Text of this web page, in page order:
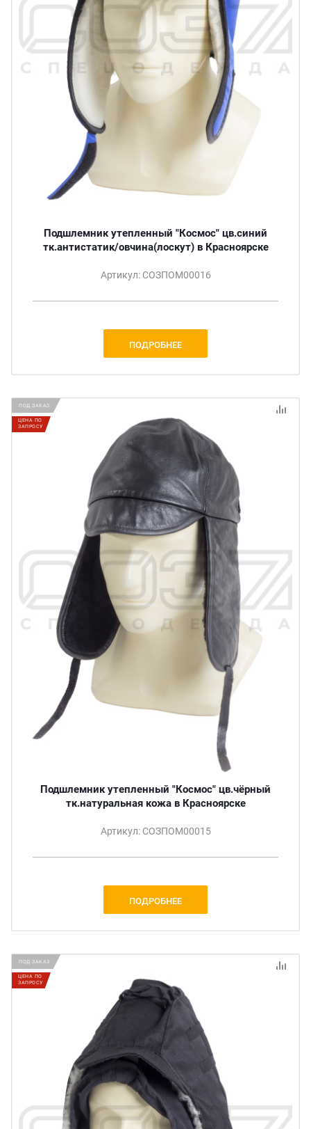
Подшлемник утепленный "Космос" цв.синий
тк.антистатик/овчина(лоскут) в Красноярске
Артикул: СОЗПОМ00016
ПОДРОБНЕЕ
ПОД ЗАКАЗ
ЦЕНА ПО
ЗАПРОСУ
Подшлемник утепленный "Космос" цв.чёрный
тк.натуральная кожа в Красноярске
Артикул: СОЗПОМ00015
ПОДРОБНЕЕ
ПОД ЗАКАЗ
ЦЕНА ПО
ЗАПРОСУ